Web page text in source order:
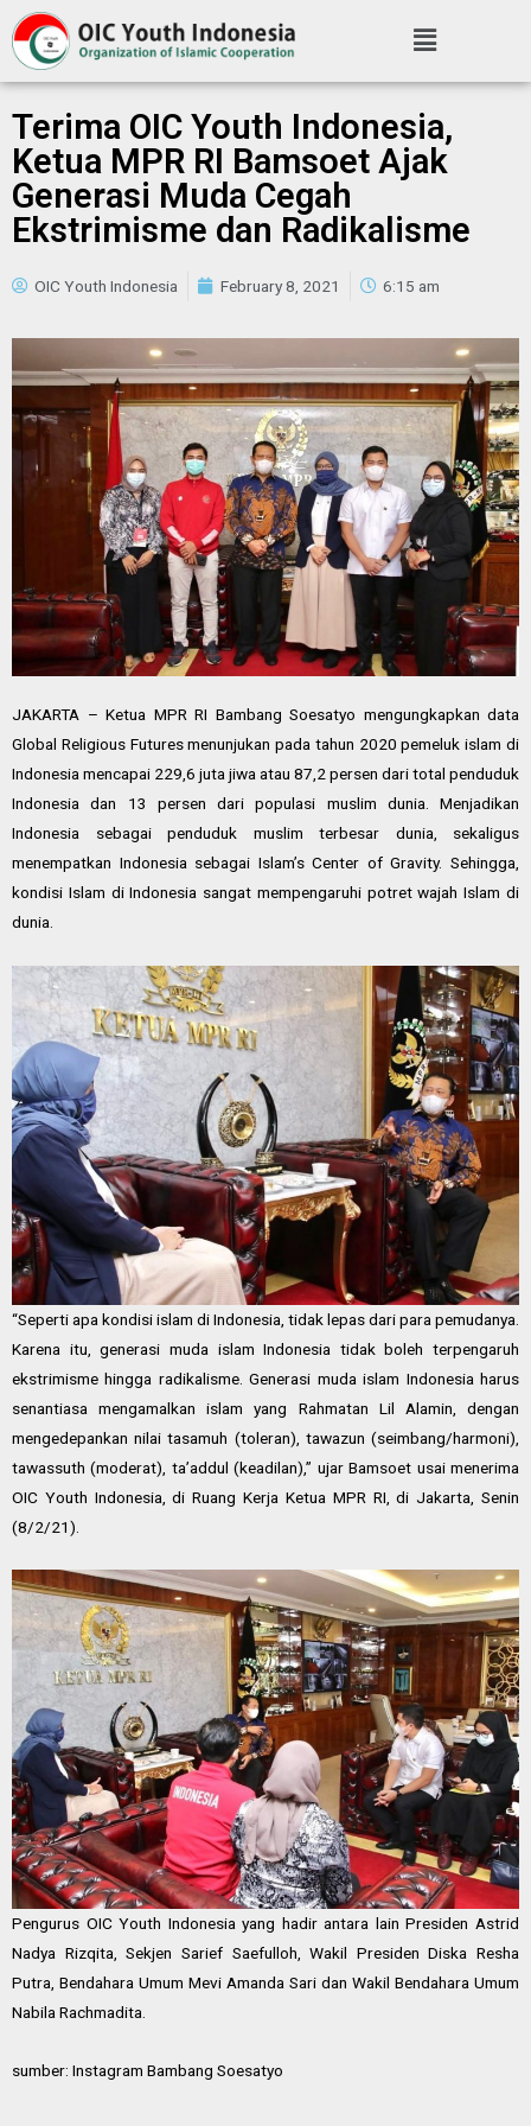
Terima OIC Youth Indonesia,
Ketua MPR RI Bamsoet Ajak
Generasi Muda Cegah
Ekstrimisme dan Radikalisme
OIC Youth Indonesia February 8, 2021 6:15 am
JAKARTA – Ketua MPR RI Bambang Soesatyo mengungkapkan data
Global Religious Futures menunjukan pada tahun 2020 pemeluk islam di
Indonesia mencapai 229,6 juta jiwa atau 87,2 persen dari total penduduk
Indonesia dan 13 persen dari populasi muslim dunia. Menjadikan
Indonesia sebagai penduduk muslim terbesar dunia, sekaligus
menempatkan Indonesia sebagai Islam’s Center of Gravity. Sehingga,
kondisi Islam di Indonesia sangat mempengaruhi potret wajah Islam di
dunia.
“Seperti apa kondisi islam di Indonesia, tidak lepas dari para pemudanya.
Karena itu, generasi muda islam Indonesia tidak boleh terpengaruh
ekstrimisme hingga radikalisme. Generasi muda islam Indonesia harus
senantiasa mengamalkan islam yang Rahmatan Lil Alamin, dengan
mengedepankan nilai tasamuh (toleran), tawazun (seimbang/harmoni),
tawassuth (moderat), ta’addul (keadilan),” ujar Bamsoet usai menerima
OIC Youth Indonesia, di Ruang Kerja Ketua MPR RI, di Jakarta, Senin
(8/2/21).
Pengurus OIC Youth Indonesia yang hadir antara lain Presiden Astrid
Nadya Rizqita, Sekjen Sarief Saefulloh, Wakil Presiden Diska Resha
Putra, Bendahara Umum Mevi Amanda Sari dan Wakil Bendahara Umum
Nabila Rachmadita.
sumber: Instagram Bambang Soesatyo